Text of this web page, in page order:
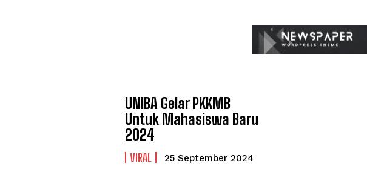
UNIBA Gelar PKKMB
Untuk Mahasiswa Baru
2024
VIRAL 25 September 2024